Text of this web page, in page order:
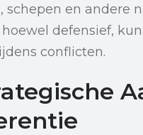
schepen en andere
defensief,
conflicten.